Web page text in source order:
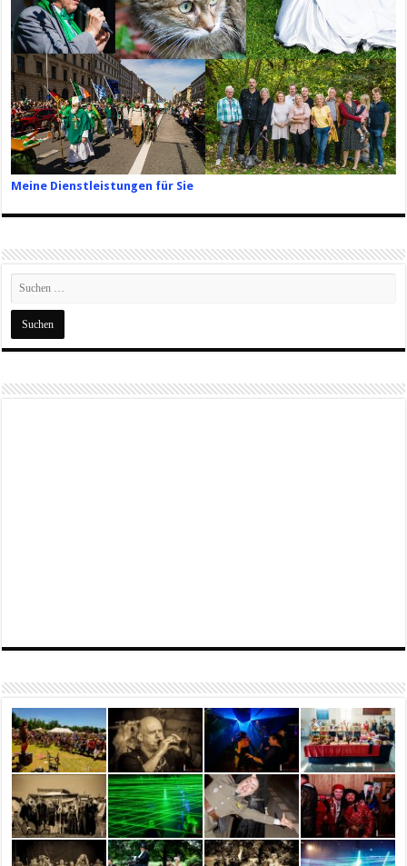
Meine Dienstleistungen für Sie